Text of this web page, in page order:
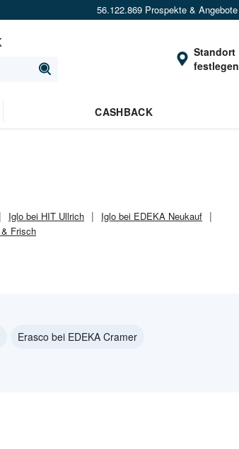
56.122.869 Prospekte & Angebote
Standort
festlegen
CASHBACK
Iglo bei HIT Ullrich
Iglo bei EDEKA Neukauf
Frisch
Erasco bei EDEKA Cramer